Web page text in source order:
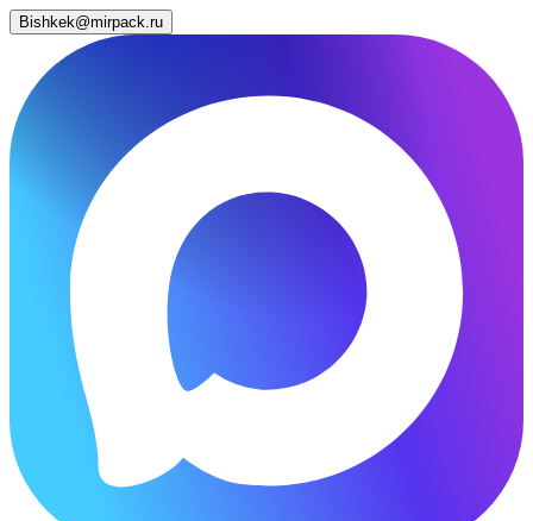
Bishkek@mirpack.ru